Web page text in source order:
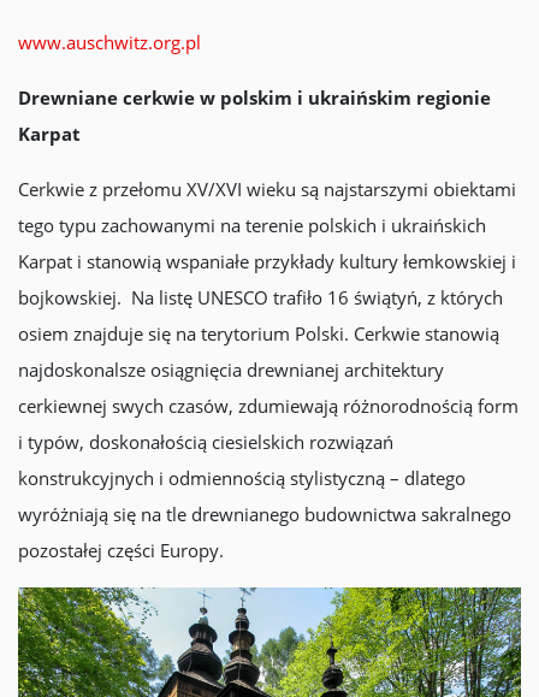
www.auschwitz.org.pl
Drewniane cerkwie w polskim i ukraińskim regionie
Karpat
Cerkwie z przełomu XV/XVI wieku są najstarszymi obiektami
tego typu zachowanymi na terenie polskich i ukraińskich
Karpat i stanowią wspaniałe przykłady kultury łemkowskiej i
bojkowskiej. Na listę UNESCO trafiło 16 świątyń, z których
osiem znajduje się na terytorium Polski. Cerkwie stanowią
najdoskonalsze osiągnięcia drewnianej architektury
cerkiewnej swych czasów, zdumiewają różnorodnością form
i typów, doskonałością ciesielskich rozwiązań
konstrukcyjnych i odmiennością stylistyczną – dlatego
wyróżniają się na tle drewnianego budownictwa sakralnego
pozostałej części Europy.